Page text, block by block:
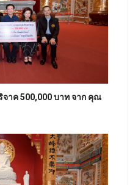
าค 500,000 บาท จาก คุณ